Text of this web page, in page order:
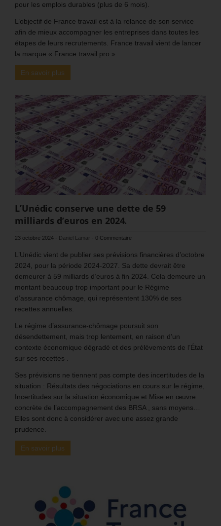
pour les emplois durables (plus de 6 mois).
L’objectif de France travail est à la relance de son service
afin de mieux accompagner les entreprises dans toutes les
étapes de leurs recrutements. France travail vient de lancer
la marque « France travail pro ».
En savoir plus
L’Unédic conserve une dette de 59
milliards d’euros en 2024.
23 octobre 2024 - Daniel Lamar - 0 Commentaire
L’Unédic vient de publier ses prévisions financières d’octobre
2024, pour la période 2024-2027. Sa dette devrait être
demeurer à 59 milliards d’euros à fin 2024. Cela demeure un
montant beaucoup trop important pour le Régime
d’assurance chômage, qui représentent 130% de ses
recettes annuelles.
Le régime d’assurance-chômage poursuit son
désendettement, mais trop lentement, en raison d’un
contexte économique dégradé et des prélèvements de l’État
sur ses recettes .
Ses prévisions ne tiennent pas compte des incertitudes de la
situation : Résultats des négociations en cours sur le régime,
Incertitudes sur la situation économique et Mise en œuvre
concrète de l’accompagnement des BRSA , sans moyens…
Elles sont donc à considérer avec une assez grande
prudence.
En savoir plus